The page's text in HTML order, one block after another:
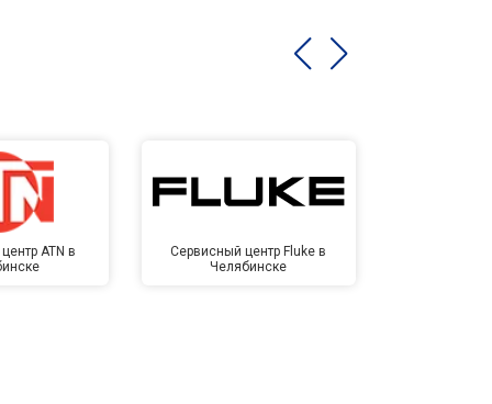
ATN в
Сервисный центр Fluke в
Челябинске